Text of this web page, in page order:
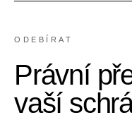
ODEBÍRAT
Právní
vaší